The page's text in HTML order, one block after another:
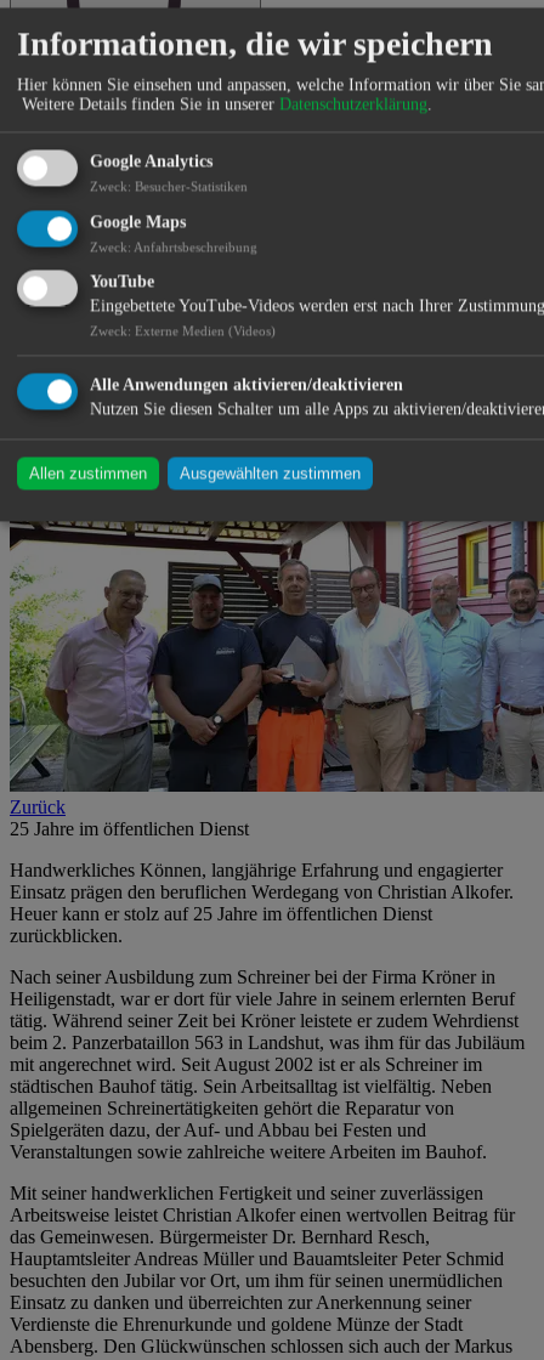
Suche
Stadt ehrt Christian Alkofer
Stadt ehrt Christian Alkofer
Veröffentlicht von Madleen Böhm
26.06.2026
Zurück
25 Jahre im öffentlichen Dienst
Handwerkliches Können, langjährige Erfahrung und engagierter
Einsatz prägen den beruflichen Werdegang von Christian Alkofer.
Heuer kann er stolz auf 25 Jahre im öffentlichen Dienst
zurückblicken.
Nach seiner Ausbildung zum Schreiner bei der Firma Kröner in
Heiligenstadt, war er dort für viele Jahre in seinem erlernten Beruf
tätig. Während seiner Zeit bei Kröner leistete er zudem Wehrdienst
beim 2. Panzerbataillon 563 in Landshut, was ihm für das Jubiläum
mit angerechnet wird. Seit August 2002 ist er als Schreiner im
städtischen Bauhof tätig. Sein Arbeitsalltag ist vielfältig. Neben
allgemeinen Schreinertätigkeiten gehört die Reparatur von
Spielgeräten dazu, der Auf- und Abbau bei Festen und
Veranstaltungen sowie zahlreiche weitere Arbeiten im Bauhof.
Mit seiner handwerklichen Fertigkeit und seiner zuverlässigen
Arbeitsweise leistet Christian Alkofer einen wertvollen Beitrag für
das Gemeinwesen. Bürgermeister Dr. Bernhard Resch,
Hauptamtsleiter Andreas Müller und Bauamtsleiter Peter Schmid
besuchten den Jubilar vor Ort, um ihm für seinen unermüdlichen
Einsatz zu danken und überreichten zur Anerkennung seiner
Verdienste die Ehrenurkunde und goldene Münze der Stadt
Abensberg. Den Glückwünschen schlossen sich auch der Markus
Informationen, die wir speichern
Hier können Sie einsehen und anpassen, welche Information wir über Sie
Weitere Details finden Sie in unserer Datenschutzerklärung.
Google Analytics
Zweck: Besucher-Statistiken
Google Maps
Zweck: Anfahrtsbeschreibung
YouTube
Eingebettete YouTube-Videos werden erst nach Ihrer
Zweck: Externe Medien (Videos)
Alle Anwendungen aktivieren/deaktivieren
Nutzen Sie diesen Schalter um alle Apps zu aktivieren/
Allen zustimmen Ausgewählten zustimmen